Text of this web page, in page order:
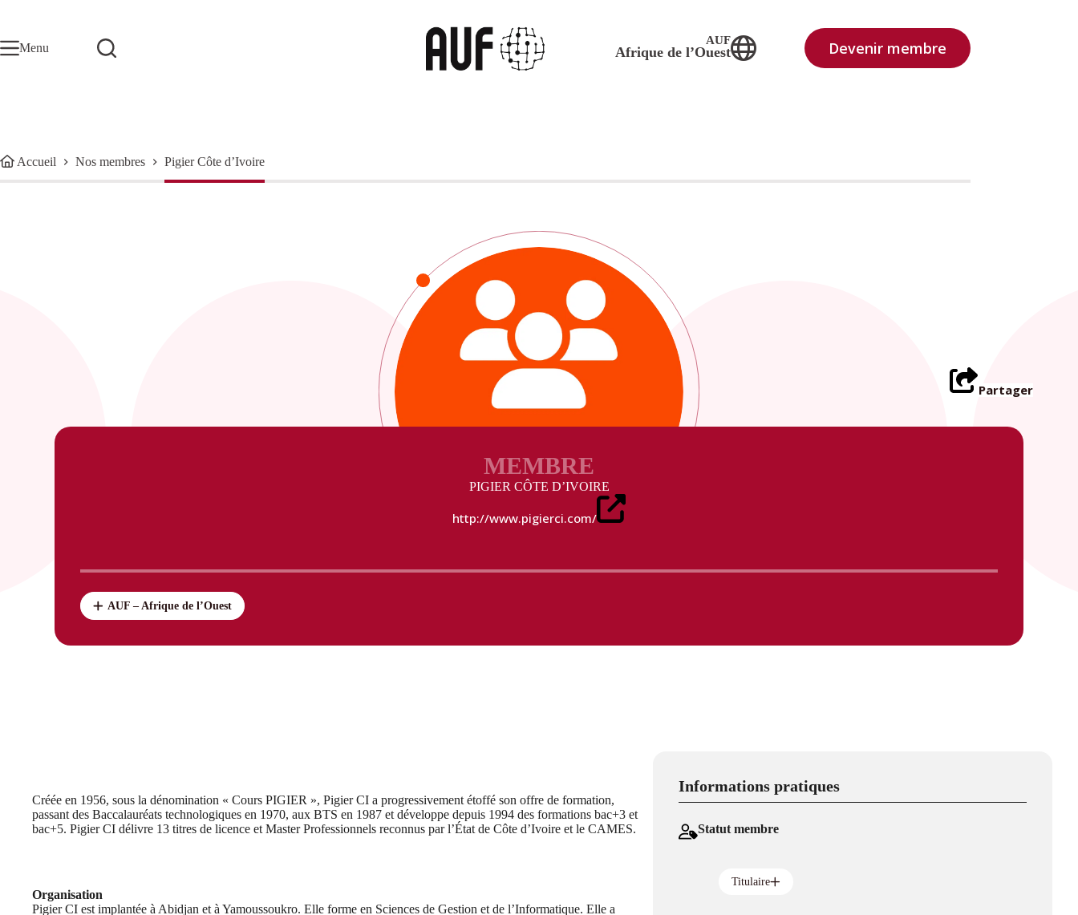
Menu
AUF
Afrique de l’Ouest Devenir membre
Accueil Nos membres Pigier Côte d’Ivoire
Partager
MEMBRE
PIGIER CÔTE D’IVOIRE
http://www.pigierci.com/
AUF – Afrique de l’Ouest
Créée en 1956, sous la dénomination « Cours PIGIER », Pigier CI a progressivement étoffé son offre de formation,
passant des Baccalauréats technologiques en 1970, aux BTS en 1987 et développe depuis 1994 des formations bac+3 et
bac+5. Pigier CI délivre 13 titres de licence et Master Professionnels reconnus par l’État de Côte d’Ivoire et le CAMES.
Organisation
Pigier CI est implantée à Abidjan et à Yamoussoukro. Elle forme en Sciences de Gestion et de l’Informatique. Elle a
Informations pratiques
Statut membre
Titulaire